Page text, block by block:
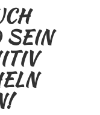
SEIN